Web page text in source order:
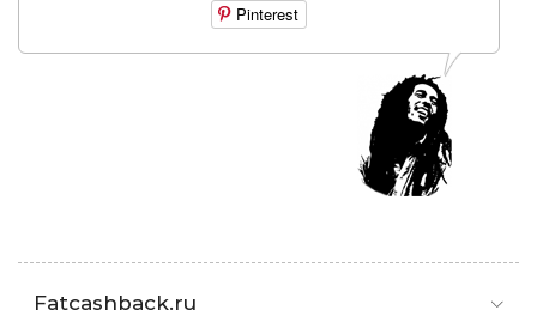
Pinterest
Fatcashback.ru